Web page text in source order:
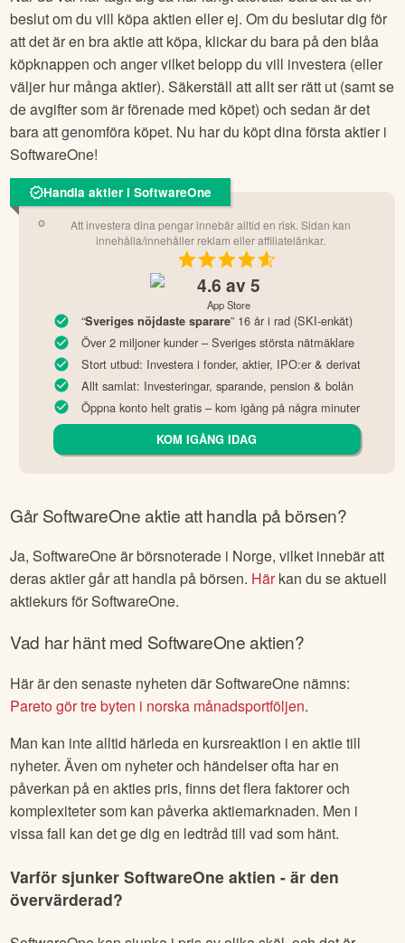
beslut om du vill köpa aktien eller ej. Om du beslutar dig för
att det är en bra aktie att köpa, klickar du bara på den blåa
köpknappen och anger vilket belopp du vill investera (eller
väljer hur många aktier). Säkerställ att allt ser rätt ut (samt se
de avgifter som är förenade med köpet) och sedan är det
bara att genomföra köpet. Nu har du köpt dina första aktier i
SoftwareOne!
Handla aktier i SoftwareOne
Att investera dina pengar innebär alltid en risk. Sidan kan
innehålla/innehåller reklam eller affiliatelänkar.
4.6 av 5
App Store
“Sveriges nöjdaste sparare” 16 år i rad (SKI-enkät)
Över 2 miljoner kunder – Sveriges största nätmäklare
Stort utbud: Investera i fonder, aktier, IPO:er & derivat
Allt samlat: Investeringar, sparande, pension & bolån
Öppna konto helt gratis – kom igång på några minuter
KOM IGÅNG IDAG
GårSoftwareOneaktie att handla på börsen?
Ja,SoftwareOneär börsnoterade i Norge, vilket innebär att
deras aktier går att handla på börsen. Härkan du se aktuell
aktiekurs förSoftwareOne.
Vad har hänt med SoftwareOneaktien?
Här är den senaste nyheten därSoftwareOne nämns:
Pareto gör tre byten i norska månadsportföljen.
Man kan inte alltid härleda en kursreaktion i en aktie till
nyheter. Även om nyheter och händelser ofta har en
påverkan på en akties pris, finns det flera faktorer och
komplexiteter som kan påverka aktiemarknaden. Men i
vissa fall kan det ge dig en ledtråd till vad som hänt.
Varför sjunkerSoftwareOne aktien - är den
övervärderad?